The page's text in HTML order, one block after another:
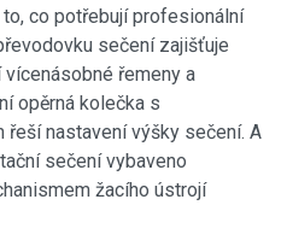
co potřebují profesionální
sečení zajišťuje
řemeny a
opěrná kolečka s
řeší nastavení výšky sečení. A
sečení vybaveno
žacího ústrojí